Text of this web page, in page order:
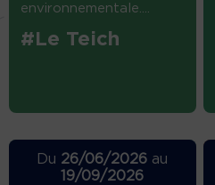
environnementale....
#Le Teich
Du 26/06/2026 au
19/09/2026